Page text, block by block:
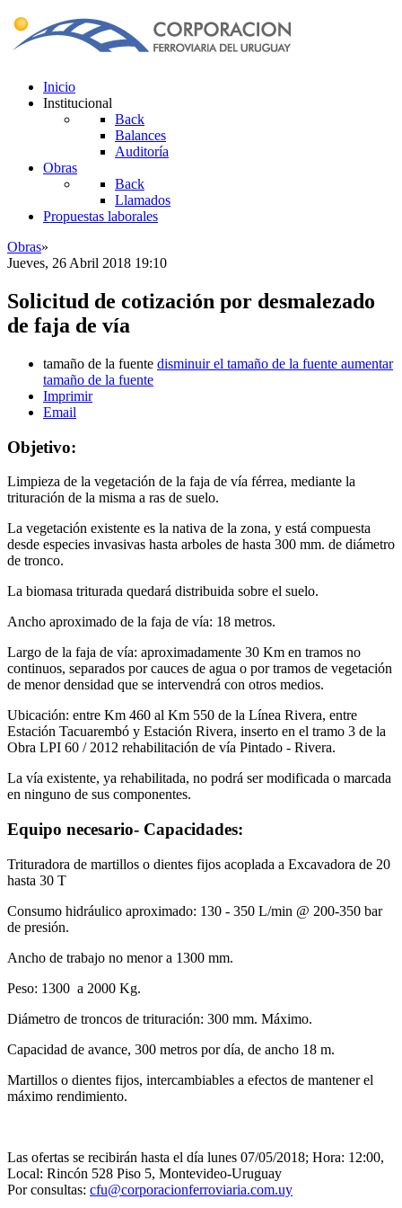
Inicio
Institucional
Back
Balances
Auditoría
Obras
Back
Llamados
Propuestas laborales
Obras»
Jueves, 26 Abril 2018 19:10
Solicitud de cotización por desmalezado
de faja de vía
tamaño de la fuente disminuir el tamaño de la fuente aumentar
tamaño de la fuente
Imprimir
Email
Objetivo:
Limpieza de la vegetación de la faja de vía férrea, mediante la
trituración de la misma a ras de suelo.
La vegetación existente es la nativa de la zona, y está compuesta
desde especies invasivas hasta arboles de hasta 300 mm. de diámetro
de tronco.
La biomasa triturada quedará distribuida sobre el suelo.
Ancho aproximado de la faja de vía: 18 metros.
Largo de la faja de vía: aproximadamente 30 Km en tramos no
continuos, separados por cauces de agua o por tramos de vegetación
de menor densidad que se intervendrá con otros medios.
Ubicación: entre Km 460 al Km 550 de la Línea Rivera, entre
Estación Tacuarembó y Estación Rivera, inserto en el tramo 3 de la
Obra LPI 60 / 2012 rehabilitación de vía Pintado - Rivera.
La vía existente, ya rehabilitada, no podrá ser modificada o marcada
en ninguno de sus componentes.
Equipo necesario- Capacidades:
Trituradora de martillos o dientes fijos acoplada a Excavadora de 20
hasta 30 T
Consumo hidráulico aproximado: 130 - 350 L/min @ 200-350 bar
de presión.
Ancho de trabajo no menor a 1300 mm.
Peso: 1300 a 2000 Kg.
Diámetro de troncos de trituración: 300 mm. Máximo.
Capacidad de avance, 300 metros por día, de ancho 18 m.
Martillos o dientes fijos, intercambiables a efectos de mantener el
máximo rendimiento.
Las ofertas se recibirán hasta el día lunes 07/05/2018; Hora: 12:00,
Local: Rincón 528 Piso 5, Montevideo-Uruguay
Por consultas: cfu@corporacionferroviaria.com.uy